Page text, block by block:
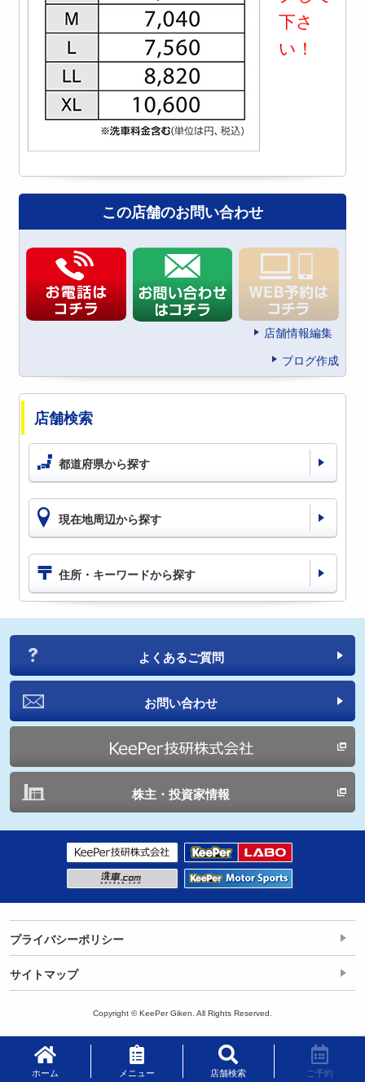
下さ
い！
この店舗のお問い合わせ
店舗情報編集
ブログ作成
店舗検索
都道府県から探す
現在地周辺から探す
住所・キーワードから探す
よくあるご質問
お問い合わせ
株主・投資家情報
プライバシーポリシー
サイトマップ
Copyright © KeePer Giken. All Rights Reserved.
ホーム メニュー 店舗検索 ご予約